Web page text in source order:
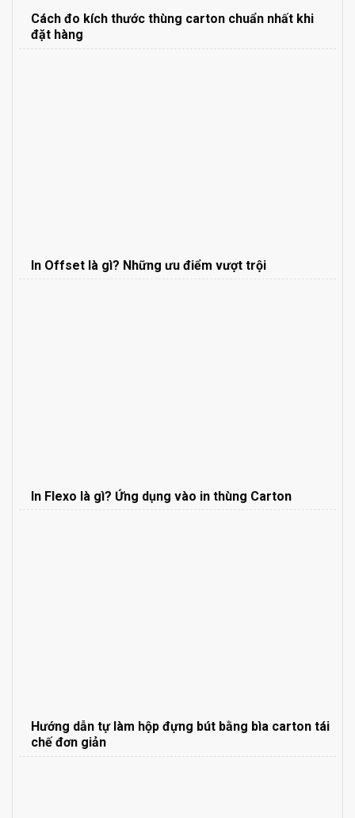
Cách đo kích thước thùng carton chuẩn nhất khi
đặt hàng
In Offset là gì? Những ưu điểm vượt trội
In Flexo là gì? Ứng dụng vào in thùng Carton
Hướng dẫn tự làm hộp đựng bút bằng bìa carton tái
chế đơn giản